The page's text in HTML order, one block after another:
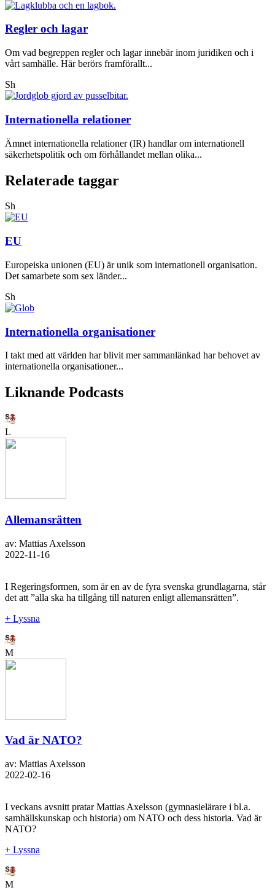
Regler och lagar
Om vad begreppen regler och lagar innebär inom juridiken och i
vårt samhälle. Här berörs framförallt...
Sh
Internationella relationer
Ämnet internationella relationer (IR) handlar om internationell
säkerhetspolitik och om förhållandet mellan olika...
Relaterade taggar
Sh
EU
Europeiska unionen (EU) är unik som internationell organisation.
Det samarbete som sex länder...
Sh
Internationella organisationer
I takt med att världen har blivit mer sammanlänkad har behovet av
internationella organisationer...
Liknande Podcasts
L
Allemansrätten
av: Mattias Axelsson
2022-11-16
I Regeringsformen, som är en av de fyra svenska grundlagarna, står
det att ”alla ska ha tillgång till naturen enligt allemansrätten”.
+ Lyssna
M
Vad är NATO?
av: Mattias Axelsson
2022-02-16
I veckans avsnitt pratar Mattias Axelsson (gymnasielärare i bl.a.
samhällskunskap och historia) om NATO och dess historia. Vad är
NATO?
+ Lyssna
M